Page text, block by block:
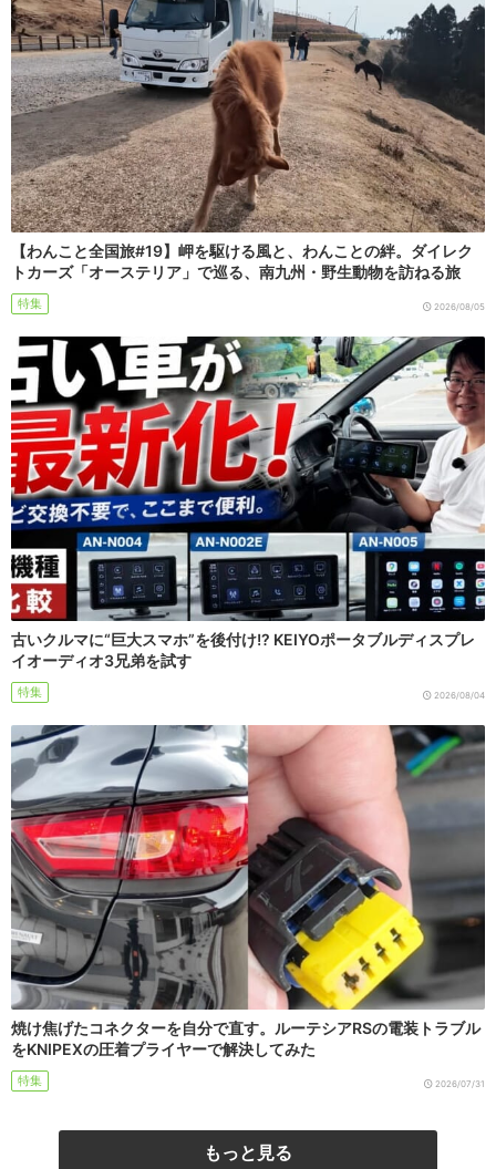
【わんこと全国旅#19】岬を駆ける風と、わんことの絆。ダイレク
トカーズ「オーステリア」で巡る、南九州・野生動物を訪ねる旅
特集 2026/08/05
古いクルマに“巨大スマホ”を後付け!? KEIYOポータブルディスプレ
イオーディオ3兄弟を試す
特集 2026/08/04
焼け焦げたコネクターを自分で直す。ルーテシアRSの電装トラブル
をKNIPEXの圧着プライヤーで解決してみた
特集 2026/07/31
もっと見る